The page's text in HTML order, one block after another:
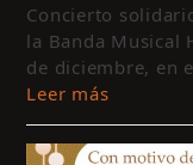
Concierto
la Banda Musical
de diciembre, en
Leer más